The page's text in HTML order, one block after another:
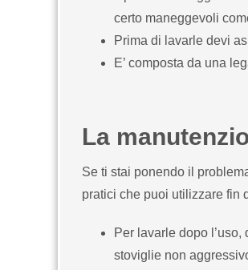
certo maneggevoli
Prima di lavarle devi
E’ composta da una
La
Se ti stai ponendo il
pratici che puoi utilizzare fin
Per lavarle dopo
stoviglie non